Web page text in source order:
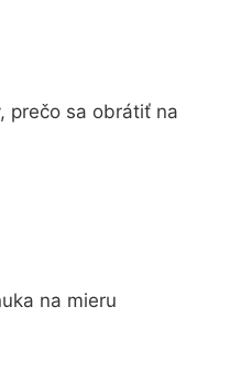
prečo sa obrátiť na
na mieru